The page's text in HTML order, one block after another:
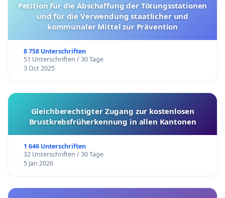
Petition für die Abschaffung der Tötungsstationen
und für die Verwendung staatlicher und
kommunaler Mittel zur Prävention
8 758 Unterschriften
51 Unterschriften / 30 Tage
3 Oct 2025
Gleichberechtigter Zugang zur kostenlosen
Brustkrebsfrüherkennung in allen Kantonen
1 646 Unterschriften
32 Unterschriften / 30 Tage
5 Jan 2026